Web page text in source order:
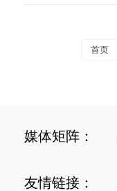
首页
媒体矩阵：
友情链接：